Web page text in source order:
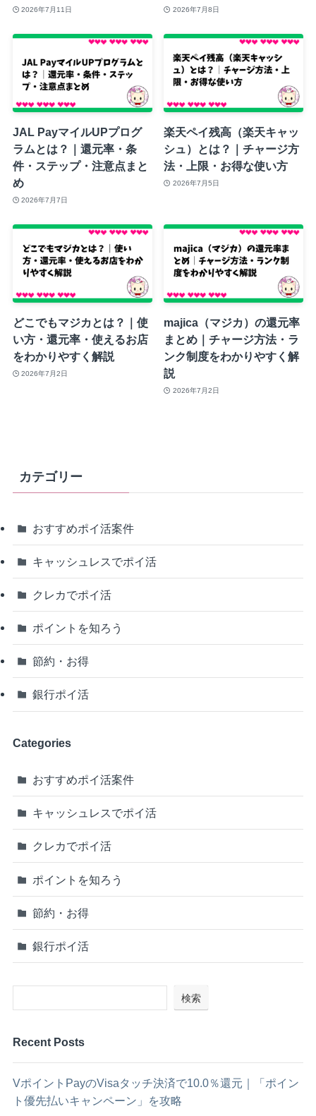
2026年7月11日 2026年7月8日
JAL PayマイルUPプログ
ラムとは？｜還元率・条
件・ステップ・注意点まと
め
2026年7月7日
楽天ペイ残高（楽天キャッ
シュ）とは？｜チャージ方
法・上限・お得な使い方
2026年7月5日
どこでもマジカとは？｜使
い方・還元率・使えるお店
をわかりやすく解説
2026年7月2日
majica（マジカ）の還元率
まとめ｜チャージ方法・ラ
ンク制度をわかりやすく解
説
2026年7月2日
カテゴリー
おすすめポイ活案件
キャッシュレスでポイ活
クレカでポイ活
ポイントを知ろう
節約・お得
銀行ポイ活
Categories
おすすめポイ活案件
キャッシュレスでポイ活
クレカでポイ活
ポイントを知ろう
節約・お得
銀行ポイ活
検索
Recent Posts
VポイントPayのVisaタッチ決済で10.0％還元｜「ポイン
ト優先払いキャンペーン」を攻略